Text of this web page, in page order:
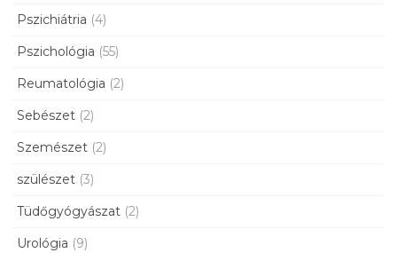
Pszichiátria (4)
Pszichológia (55)
Reumatológia (2)
Sebészet (2)
Szemészet (2)
szülészet (3)
Tüdőgyógyászat (2)
Urológia (9)